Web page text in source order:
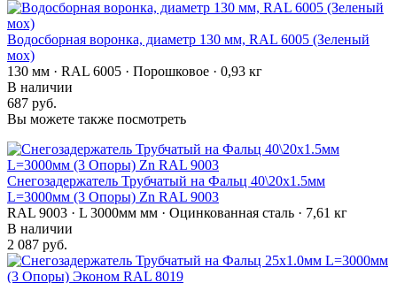
Водосборная воронка, диаметр 130 мм, RAL 6005 (Зеленый
мох)
130 мм · RAL 6005 · Порошковое · 0,93 кг
В наличии
687 руб.
Вы можете также посмотреть
Снегозадержатель Трубчатый на Фальц 40\20х1.5мм
L=3000мм (3 Опоры) Zn RAL 9003
RAL 9003 · L 3000мм мм · Оцинкованная сталь · 7,61 кг
В наличии
2 087 руб.